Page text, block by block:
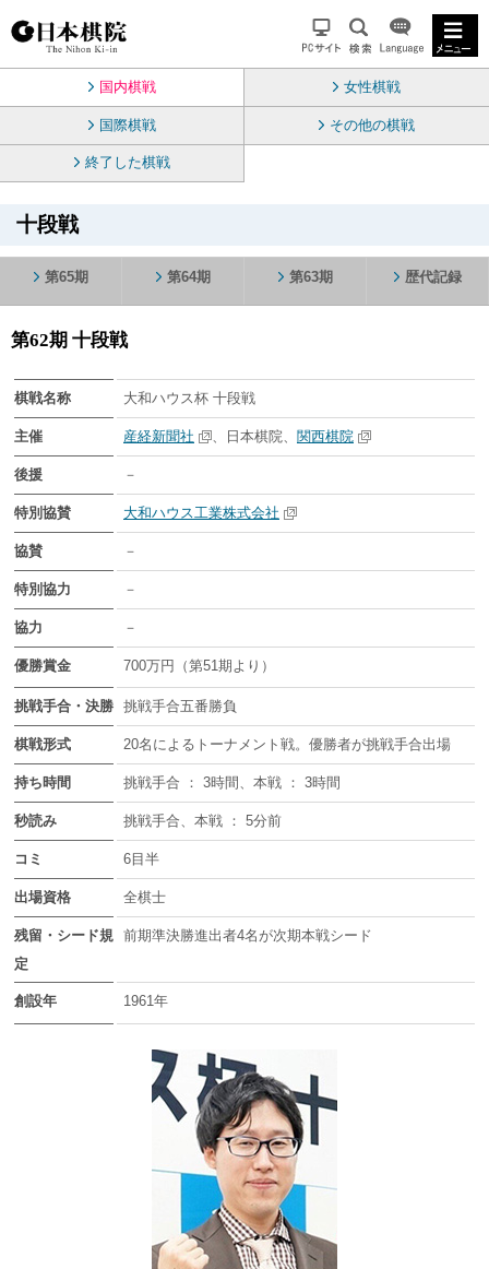
国内棋戦 女性棋戦
国際棋戦 その他の棋戦
終了した棋戦
十段戦
第65期 第64期 第63期 歴代記録
第62期 十段戦
棋戦名称 大和ハウス杯 十段戦
主催 産経新聞社 、日本棋院、 関西棋院
後援 －
特別協賛 大和ハウス工業株式会社
協賛 －
特別協力 －
協力 －
優勝賞金 700万円（第51期より）
挑戦手合・決勝 挑戦手合五番勝負
棋戦形式 20名によるトーナメント戦。優勝者が挑戦手合出場
持ち時間 挑戦手合 ： 3時間、本戦 ： 3時間
秒読み 挑戦手合、本戦 ： 5分前
コミ 6目半
出場資格 全棋士
残留・シード規
定
前期準決勝進出者4名が次期本戦シード
創設年 1961年